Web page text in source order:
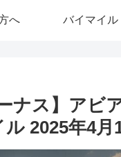
へ バイマイル
ナス】ア
2025年4月